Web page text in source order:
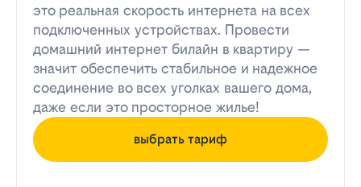
это реальная скорость интернета на всех
подключенных устройствах. Провести
домашний интернет билайн в квартиру —
значит обеспечить стабильное и надежное
соединение во всех уголках вашего дома,
даже если это просторное жилье!
выбрать тариф